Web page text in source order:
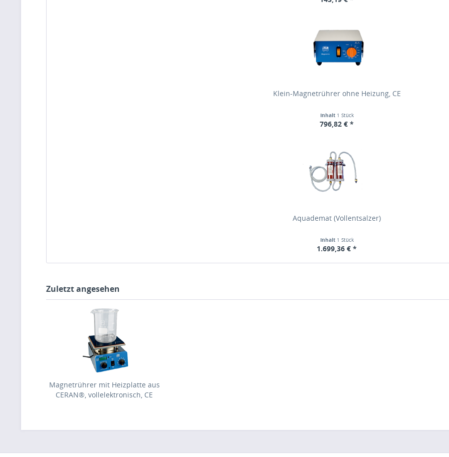
Klein-Magnetrührer ohne Heizung, CE
Inhalt 1 Stück
796,82 € *
Aquademat (Vollentsalzer)
Inhalt 1 Stück
1.699,36 € *
Zuletzt angesehen
Magnetrührer mit Heizplatte aus
CERAN®, vollelektronisch, CE